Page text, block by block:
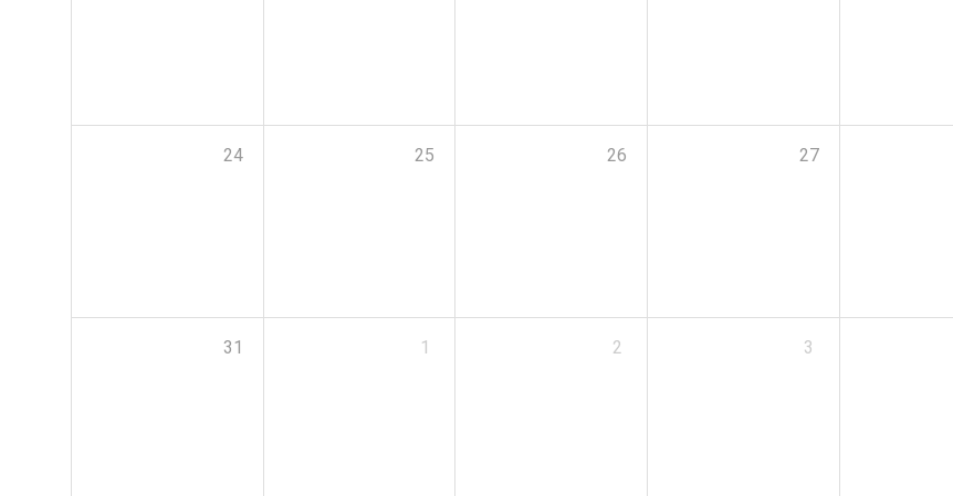
24 25 26 27
31 1 2 3